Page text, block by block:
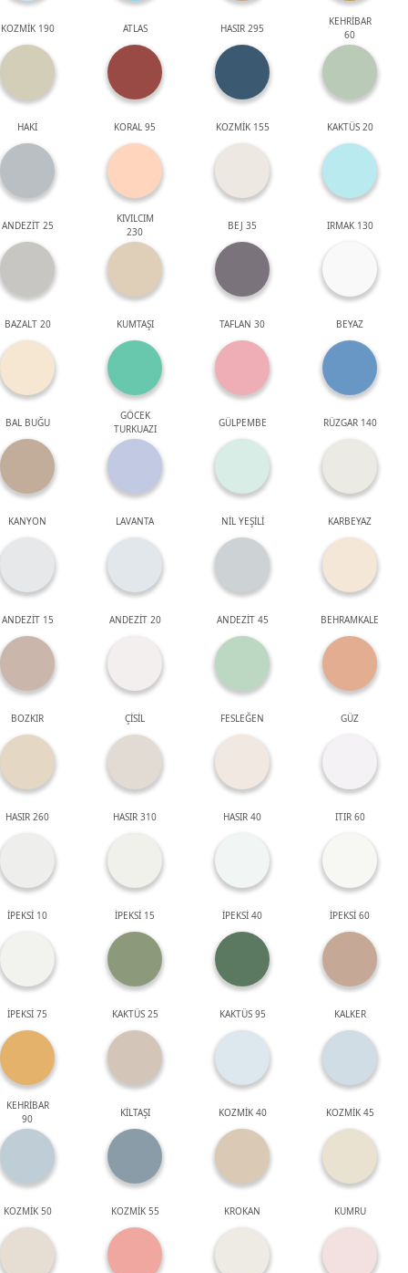
KOZMİK 190 ATLAS HASIR 295
KEHRİBAR
60
HAKİ KORAL 95 KOZMİK 155 KAKTÜS 20
ANDEZİT 25
KIVILCIM
230
BEJ 35 IRMAK 130
BAZALT 20 KUMTAŞI TAFLAN 30 BEYAZ
BAL BUĞU
GÖCEK
TURKUAZI
GÜLPEMBE RÜZGAR 140
KANYON LAVANTA NİL YEŞİLİ KARBEYAZ
ANDEZİT 15 ANDEZİT 20 ANDEZİT 45 BEHRAMKALE
BOZKIR ÇİSİL FESLEĞEN GÜZ
HASIR 260 HASIR 310 HASIR 40 ITIR 60
İPEKSİ 10 İPEKSİ 15 İPEKSİ 40 İPEKSİ 60
İPEKSİ 75 KAKTÜS 25 KAKTÜS 95 KALKER
KEHRİBAR
90
KİLTAŞI KOZMİK 40 KOZMİK 45
KOZMİK 50 KOZMİK 55 KROKAN KUMRU